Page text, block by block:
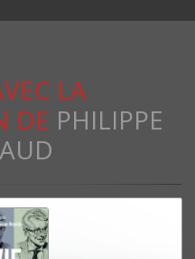
LA
DE PHILIPPE